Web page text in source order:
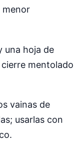
menor
una hoja de
mentolado
vainas de
usarlas con